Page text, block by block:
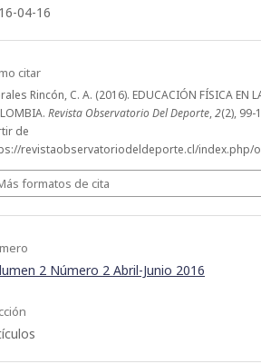
04-16
citar
Rincón, C. A. (2016). EDUCACIÓN FÍSICA EN
Revista Observatorio Del Deporte,2(2), 99-
de
revistaobservatoriodeldeporte.cl/index.php/
formatos de cita
2 Número 2 Abril-Junio 2016